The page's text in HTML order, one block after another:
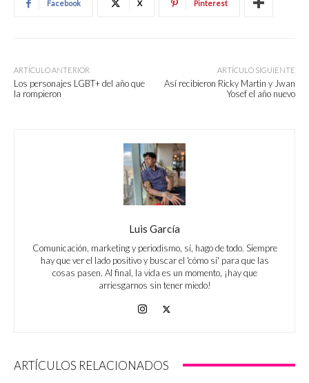
Facebook X Pinterest
ARTÍCULO ANTERIOR
Los personajes LGBT+ del año que
la rompieron
ARTÍCULO SIGUIENTE
Así recibieron Ricky Martin y Jwan
Yosef el año nuevo
Luis García
Comunicación, marketing y periodismo, sí, hago de todo. Siempre
hay que ver el lado positivo y buscar el 'cómo sí' para que las
cosas pasen. Al final, la vida es un momento, ¡hay que
arriesgarnos sin tener miedo!
ARTÍCULOS RELACIONADOS